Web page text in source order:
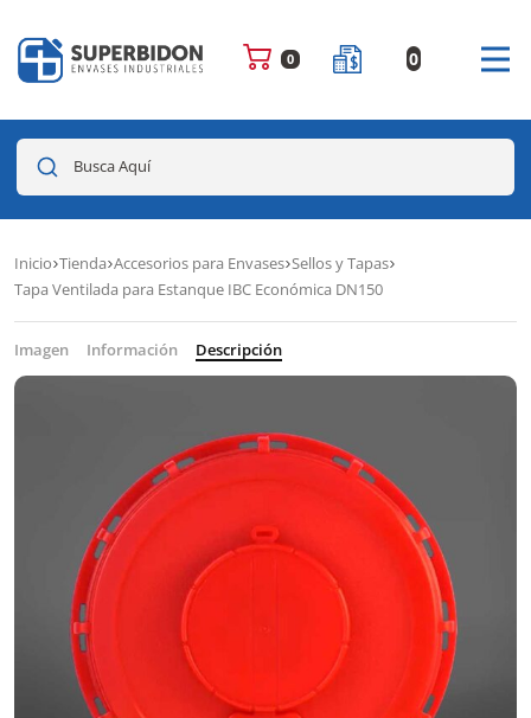
0 0
Busca Aquí
Inicio Tienda Accesorios para Envases Sellos y Tapas
Tapa Ventilada para Estanque IBC Económica DN150
Imagen Información Descripción